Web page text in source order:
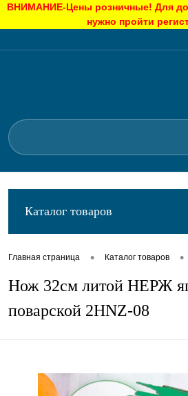
ВНИМАНИЕ-Цены розничные! Для
нужно пройти
Каталог товаров
Главная страница • Каталог товаров •
Нож 32см литой НЕРЖ
поварской 2HNZ-08